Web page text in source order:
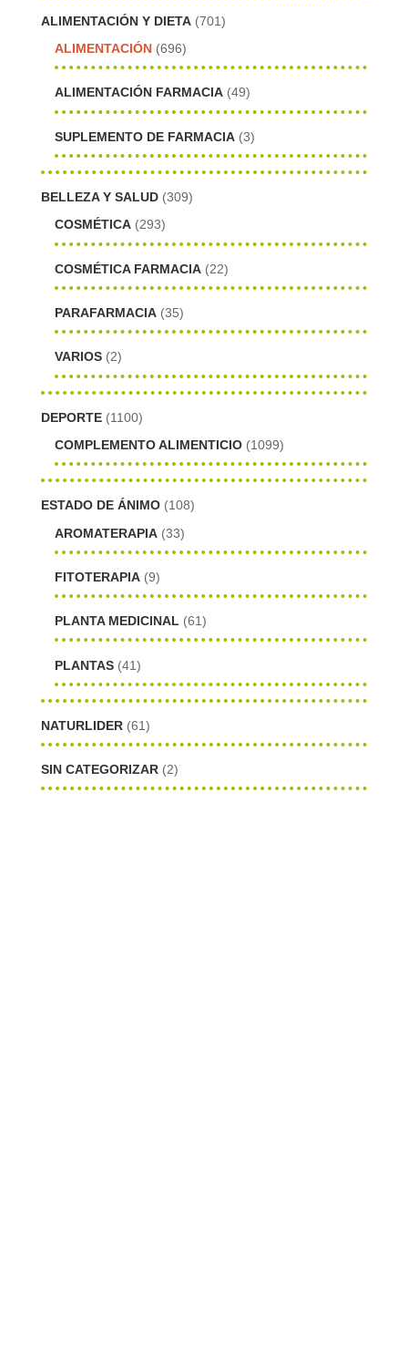
ALIMENTACIÓN Y DIETA (701)
ALIMENTACIÓN (696)
ALIMENTACIÓN FARMACIA (49)
SUPLEMENTO DE FARMACIA (3)
BELLEZA Y SALUD (309)
COSMÉTICA (293)
COSMÉTICA FARMACIA (22)
PARAFARMACIA (35)
VARIOS (2)
DEPORTE (1100)
COMPLEMENTO ALIMENTICIO (1099)
ESTADO DE ÁNIMO (108)
AROMATERAPIA (33)
FITOTERAPIA (9)
PLANTA MEDICINAL (61)
PLANTAS (41)
NATURLIDER (61)
SIN CATEGORIZAR (2)